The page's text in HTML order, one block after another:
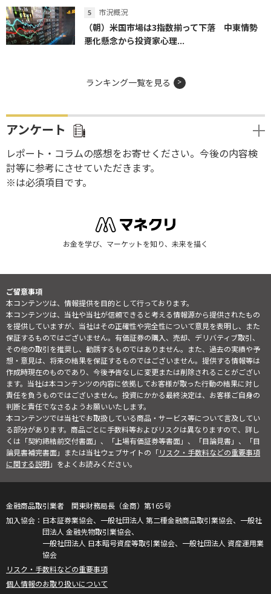
市況概況
（朝）米国市場は3指数揃って下落 中東情勢
悪化懸念から投資家心理...
ランキング一覧を見る
アンケート
レポート・コラムの感想をお寄せください。今後の内容検
討等に参考にさせていただきます。
※は必須項目です。
お金を学び、マーケットを知り、未来を描く
ご留意事項
本コンテンツは、情報提供を目的として行っております。
本コンテンツは、当社や当社が信頼できると考える情報源から提供されたもの
を提供していますが、当社はその正確性や完全性について意見を表明し、また
保証するものではございません。有価証券の購入、売却、デリバティブ取引、
その他の取引を推奨し、勧誘するものではありません。また、過去の実績や予
想・意見は、将来の結果を保証するものではございません。提供する情報等は
作成時現在のものであり、今後予告なしに変更または削除されることがござい
ます。当社は本コンテンツの内容に依拠してお客様が取った行動の結果に対し
責任を負うものではございません。投資にかかる最終決定は、お客様ご自身の
判断と責任でなさるようお願いいたします。
本コンテンツでは当社でお取扱している商品・サービス等について言及してい
る部分があります。商品ごとに手数料等およびリスクは異なりますので、詳し
くは「契約締結前交付書面」、「上場有価証券等書面」、「目論見書」、「目
論見書補完書面」または当社ウェブサイトの「リスク・手数料などの重要事項
に関する説明」をよくお読みください。
金融商品取引業者 関東財務局長（金商）第165号
日本証券業協会、一般社団法人 第二種金融商品取引業協会、一般社
団法人 金融先物取引業協会、
一般社団法人 日本暗号資産等取引業協会、一般社団法人 資産運用業
協会
リスク・手数料などの重要事項
個人情報のお取り扱いについて